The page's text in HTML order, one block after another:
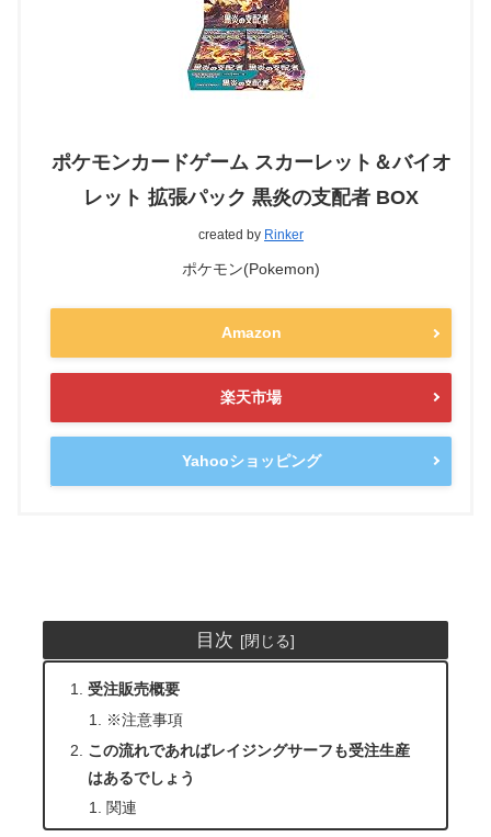
ポケモンカードゲーム スカーレット＆バイオ
レット 拡張パック 黒炎の支配者 BOX
created by Rinker
ポケモン(Pokemon)
Amazon
楽天市場
Yahooショッピング
目次
受注販売概要
※注意事項
この流れであればレイジングサーフも受注生産
はあるでしょう
関連